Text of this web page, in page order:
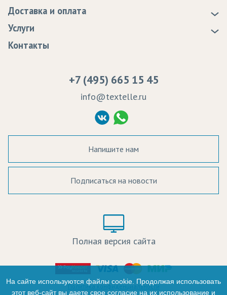
Статьи
Программа лояльности
Сертификаты качества
Судебные решения
Политика Конфиденциальности
Согласие на обработку ПД
Доставка и оплата
Доставка
Оплата
Услуги
Образцы
Контакты
+7 (495) 665 15 45
info@textelle.ru
Напишите нам
Подписаться на новости
Полная версия сайта
Политика конфиденциальности
-
На сайте используются файлы cookie. Продолжая использовать
этот веб-сайт вы даете свое согласие на их использование и